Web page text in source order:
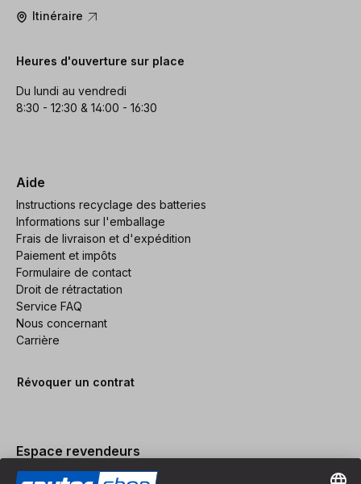
Itinéraire
Heures d'ouverture sur place
Du lundi au vendredi
8:30 - 12:30 & 14:00 - 16:30
Aide
Instructions recyclage des batteries
Informations sur l'emballage
Frais de livraison et d'expédition
Paiement et impôts
Formulaire de contact
Droit de rétractation
Service FAQ
Nous concernant
Carrière
Révoquer un contrat
Espace revendeurs
Devenir revendeur